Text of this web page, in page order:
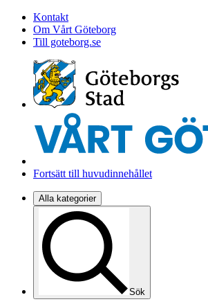
Kontakt
Om Vårt Göteborg
Till goteborg.se
Fortsätt till huvudinnehållet
Alla kategorier
Sök